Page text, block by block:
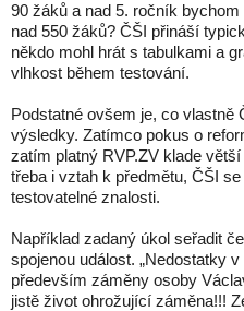
90 žáků a nad 5. ročník
nad 550 žáků? ČŠI přináší
někdo mohl hrát s tabulkami a
vlhkost během testování.
Podstatné ovšem je, co vlastně
výsledky. Zatímco pokus o
zatím platný RVP.ZV klade
třeba i vztah k předmětu, ČŠI
testovatelné znalosti.
Například zadaný úkol seřadit
spojenou událost. „Nedostatky
především záměny osoby
jistě život ohrožující záměna!!!